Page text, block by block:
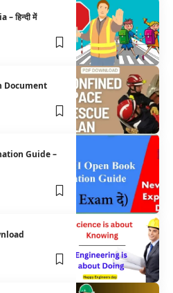
हिन्दी में
Document
Guide –